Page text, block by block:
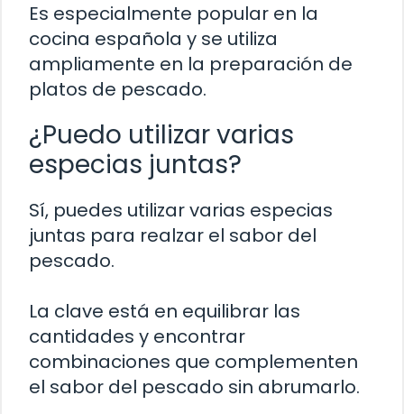
Es especialmente popular en la
cocina española y se utiliza
ampliamente en la preparación de
platos de pescado.
¿Puedo utilizar varias
especias juntas?
Sí, puedes utilizar varias especias
juntas para realzar el sabor del
pescado.
La clave está en equilibrar las
cantidades y encontrar
combinaciones que complementen
el sabor del pescado sin abrumarlo.